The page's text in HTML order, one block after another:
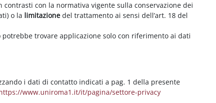
contrasti con la normativa vigente sulla conservazione dei
o la limitazione del trattamento ai sensi dell’art. 18 del
trovare applicazione solo con riferimento ai dati
i dati di contatto indicati a pag. 1 della presente
www.uniroma1.it/it/pagina/settore-privacy